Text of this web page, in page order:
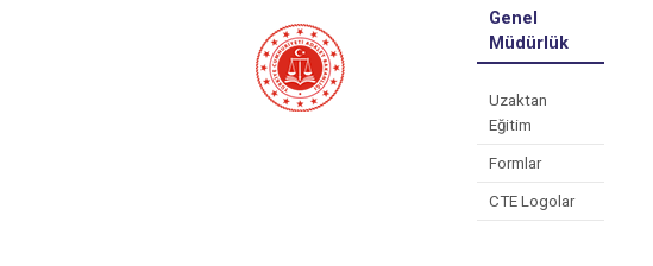
Genel
Müdürlük
Uzaktan
Eğitim
Formlar
CTE Logolar